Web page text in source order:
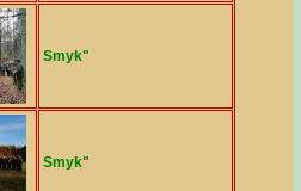
Smyk"
Smyk"